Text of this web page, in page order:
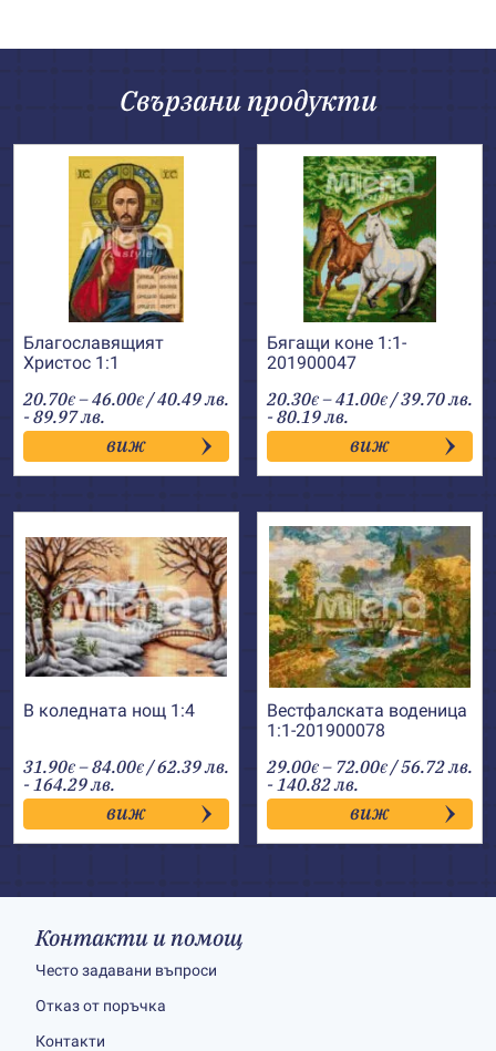
Свързани продукти
Благославящият
Христос 1:1
20.70€ –46.00€Price
range:
20.70€
through
46.00€
/ 40.49 лв.
- 89.97 лв.
виж
Бягащи коне 1:1-
201900047
20.30€ –41.00€Price
range:
20.30€
through
41.00€
/ 39.70 лв.
- 80.19 лв.
виж
В коледната нощ 1:4
31.90€ –84.00€Price
range:
31.90€
through
84.00€
/ 62.39 лв.
- 164.29 лв.
виж
Вестфалската воденица
1:1-201900078
29.00€ – 72.00€Price
range:
29.00€
through
72.00€
/ 56.72 лв.
- 140.82 лв.
виж
Контакти и помощ
Често задавани въпроси
Отказ от поръчка
Контакти